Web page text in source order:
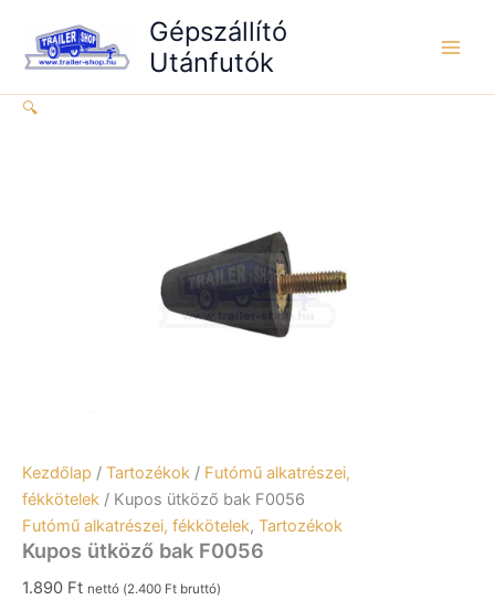
content
Gépszállító
Utánfutók
🔍
Kezdőlap / Tartozékok / Futómű alkatrészei,
fékkötelek / Kupos ütköző bak F0056
Futómű alkatrészei, fékkötelek, Tartozékok
Kupos ütköző bak F0056
1.890 Ft nettó (2.400 Ft bruttó)
mennyiség